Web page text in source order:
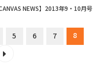
CANVAS NEWS】2013年9・10月号
5 6 7
8